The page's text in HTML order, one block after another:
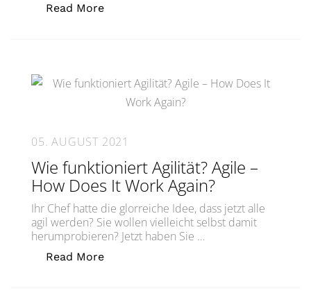
Read More„„Was ist wichtig?“ – Wie wir gute
05. AUGUST 2021
Wie funktioniert Agilität? Agile –
How Does It Work Again?
Ihr Chef hatte die glorreiche Idee, dass jetzt alle
agil werden? Sie wollen vielleicht selbst damit
herumprobieren? Jetzt haben Sie …
Read More„Wie funktioniert Agilität? Agile –